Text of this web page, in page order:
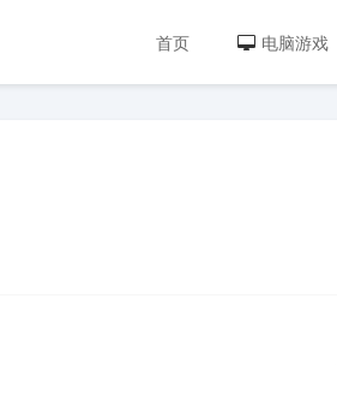
首页 电脑游戏